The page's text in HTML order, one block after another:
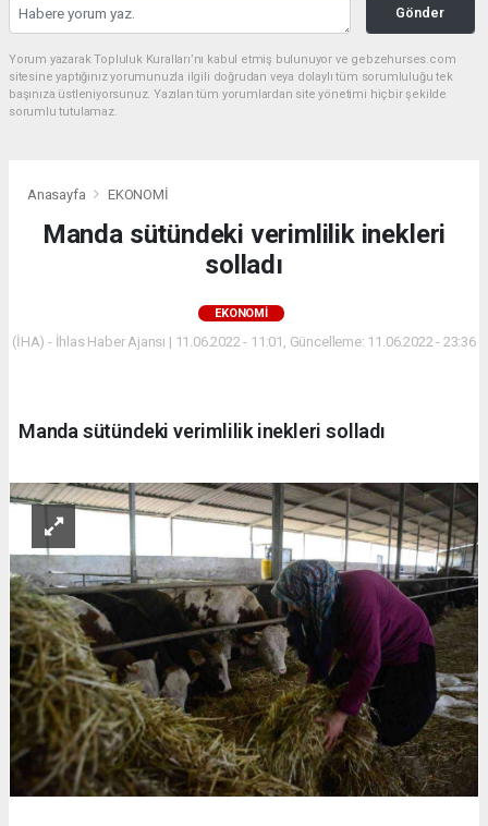
Gönder
Yorum yazarak Topluluk Kuralları’nı kabul etmiş bulunuyor ve gebzehurses.com
sitesine yaptığınız yorumunuzla ilgili doğrudan veya dolaylı tüm sorumluluğu tek
başınıza üstleniyorsunuz. Yazılan tüm yorumlardan site yönetimi hiçbir şekilde
sorumlu tutulamaz.
Anasayfa EKONOMİ
Manda sütündeki verimlilik inekleri
solladı
EKONOMİ
(İHA) - İhlas Haber Ajansı | 11.06.2022 - 11:01, Güncelleme: 11.06.2022 - 23:36
Manda sütündeki verimlilik inekleri solladı